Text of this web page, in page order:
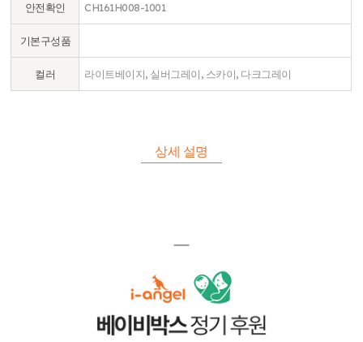
안전확인 CH161H008-1001
기본구성품
컬러 라이트베이지, 실버그레이, 스카이, 다크그레이
상세 설명